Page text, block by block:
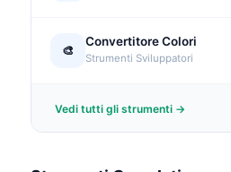
🎨
Convertitore Colori
Strumenti Sviluppatori
Vedi tutti gli strumenti →